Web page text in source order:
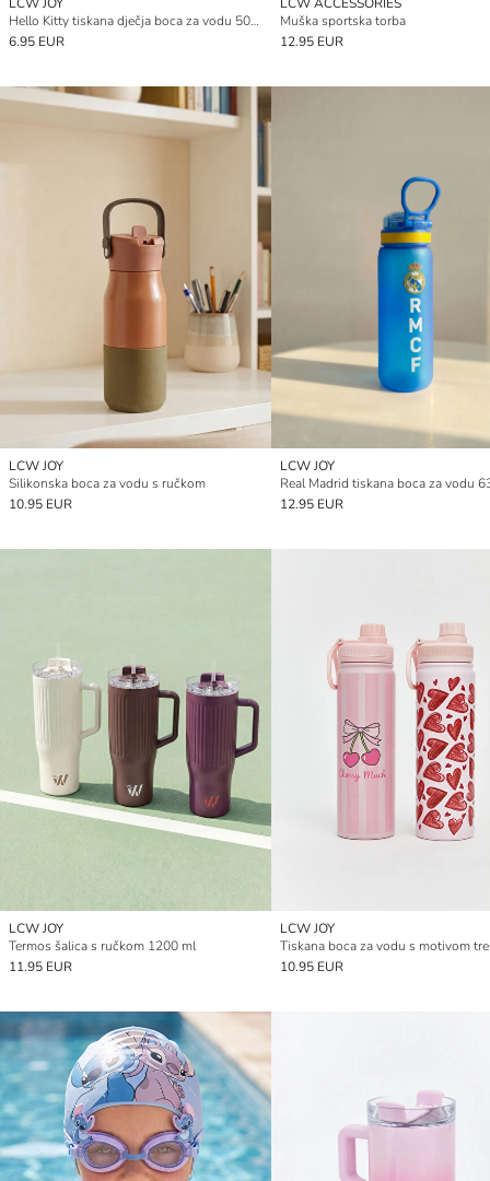
Hello Kitty tiskana dječja boca za vodu 500 ml
6.95 EUR
Muška sportska torba
12.95 EUR
LCW JOY
Silikonska boca za vodu s ručkom
10.95 EUR
LCW JOY
Real Madrid tiskana boca za vodu
12.95 EUR
LCW JOY
Termos šalica s ručkom 1200 ml
11.95 EUR
LCW JOY
10.95 EUR